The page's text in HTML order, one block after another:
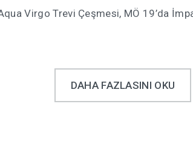
Virgo Trevi Çeşmesi, MÖ 19’da
DAHA FAZLASINI OKU